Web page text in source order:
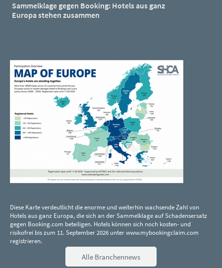
Sammelklage gegen Booking: Hotels aus ganz
Europa stehen zusammen
Diese Karte verdeutlicht die enorme und weiterhin wachsende Zahl von
Hotels aus ganz Europa, die sich an der Sammelklage auf Schadensersatz
gegen Booking.com beteiligen. Hotels können sich noch kosten- und
risikofrei bis zum 11. September 2026 unter www.mybookingclaim.com
registrieren.
Alle Branchennews